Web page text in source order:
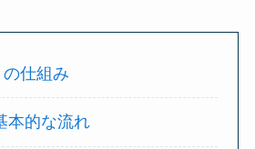
仕組み
本的な流れ